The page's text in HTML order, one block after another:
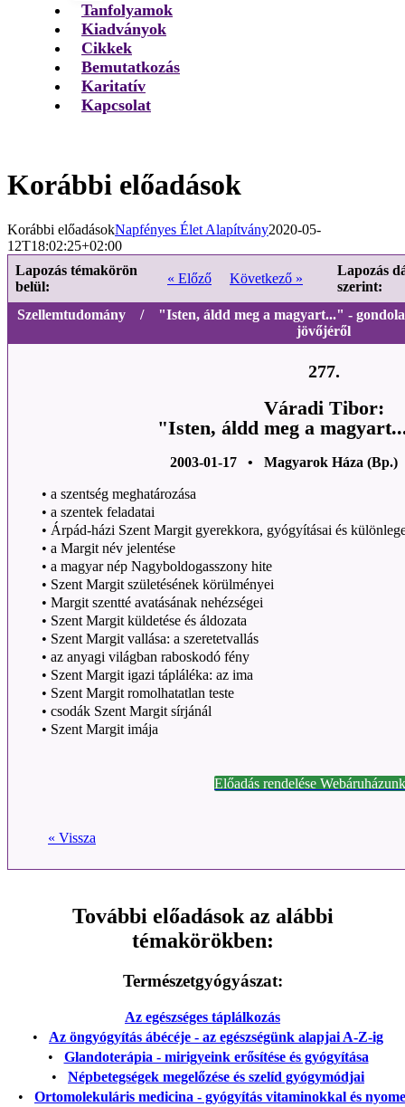
Tanfolyamok
Kiadványok
Cikkek
Bemutatkozás
Karitatív
Kapcsolat
Korábbi előadások
Korábbi előadásokNapfényes Élet Alapítvány2020-05-
12T18:02:25+02:00
Lapozás témakörön
belül:
« Előző Következő »
Lapozás
szerint:
Szellemtudomány / "Isten, áldd meg a magyart..." -
jövőjéről
277.
Váradi Tibor:
"Isten, áldd meg a
2003-01-17 • Magyarok Háza
• a szentség meghatározása
• a szentek feladatai
• Árpád-házi Szent Margit gyerekkora, gyógyításai és
• a Margit név jelentése
• a magyar nép Nagyboldogasszony hite
• Szent Margit születésének körülményei
• Margit szentté avatásának nehézségei
• Szent Margit küldetése és áldozata
• Szent Margit vallása: a szeretetvallás
• az anyagi világban raboskodó fény
• Szent Margit igazi tápláléka: az ima
• Szent Margit romolhatatlan teste
• csodák Szent Margit sírjánál
• Szent Margit imája
Előadás rendelése
« Vissza
További előadások az alábbi
témakörökben:
Természetgyógyászat:
Az egészséges táplálkozás
• Az öngyógyítás ábécéje - az egészségünk alapjai A-Z-ig
• Glandoterápia - mirigyeink erősítése és gyógyítása
• Népbetegségek megelőzése és szelíd gyógymódjai
• Ortomolekuláris medicina - gyógyítás vitaminokkal és